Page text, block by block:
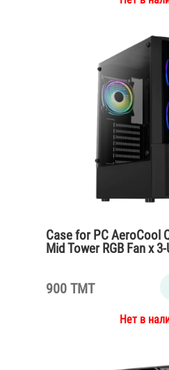
Case for PC AeroCool
Mid Tower RGB Fan x
900 TMT
Нет в